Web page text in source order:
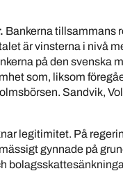
Bankerna tillsammans
är vinsterna i nivå
på den svenska
som, liksom
Sandvik,
legitimitet. På
gynnade på